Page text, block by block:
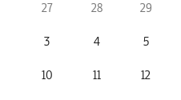
27 28 29
3 4 5
10 11 12